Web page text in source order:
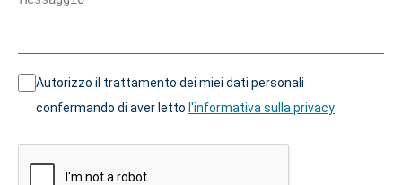
Autorizzo il trattamento dei miei dati personali
confermando di aver letto l'informativa sulla privacy